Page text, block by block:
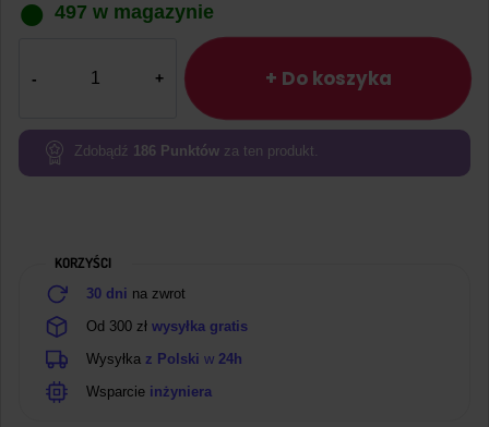
497 w magazynie
żeńskie
+ Do koszyka
Zdobądź 186 Punktów za ten produkt.
KORZYŚCI
30 dni na zwrot
Od 300 zł wysyłka gratis
Wysyłka z Polski w 24h
Wsparcie inżyniera